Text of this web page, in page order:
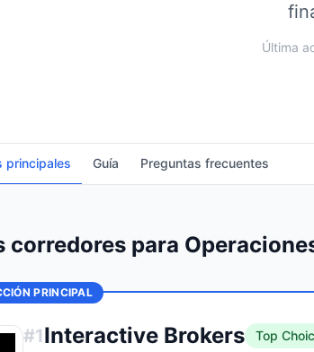
Última
principales Guía Preguntas frecuentes
corredores para
PRINCIPAL
#1Interactive Brokers
Top